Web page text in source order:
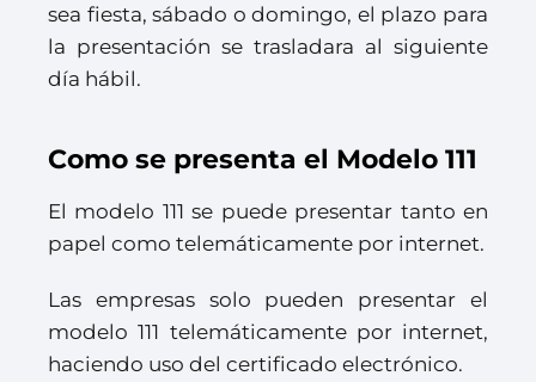
sea fiesta, sábado o domingo, el plazo para
la presentación se trasladara al siguiente
día hábil.
Como se presenta el Modelo 111
El modelo 111 se puede presentar tanto en
papel como telemáticamente por internet.
Las empresas solo pueden presentar el
modelo 111 telemáticamente por internet,
haciendo uso del certificado electrónico.